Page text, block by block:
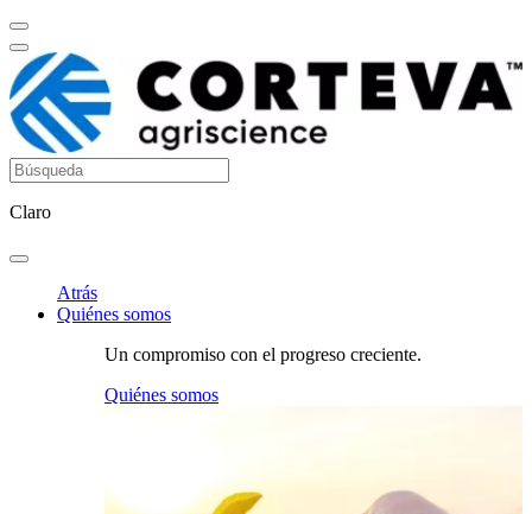
Claro
Atrás
Quiénes somos
Un compromiso con el progreso creciente.
Quiénes somos